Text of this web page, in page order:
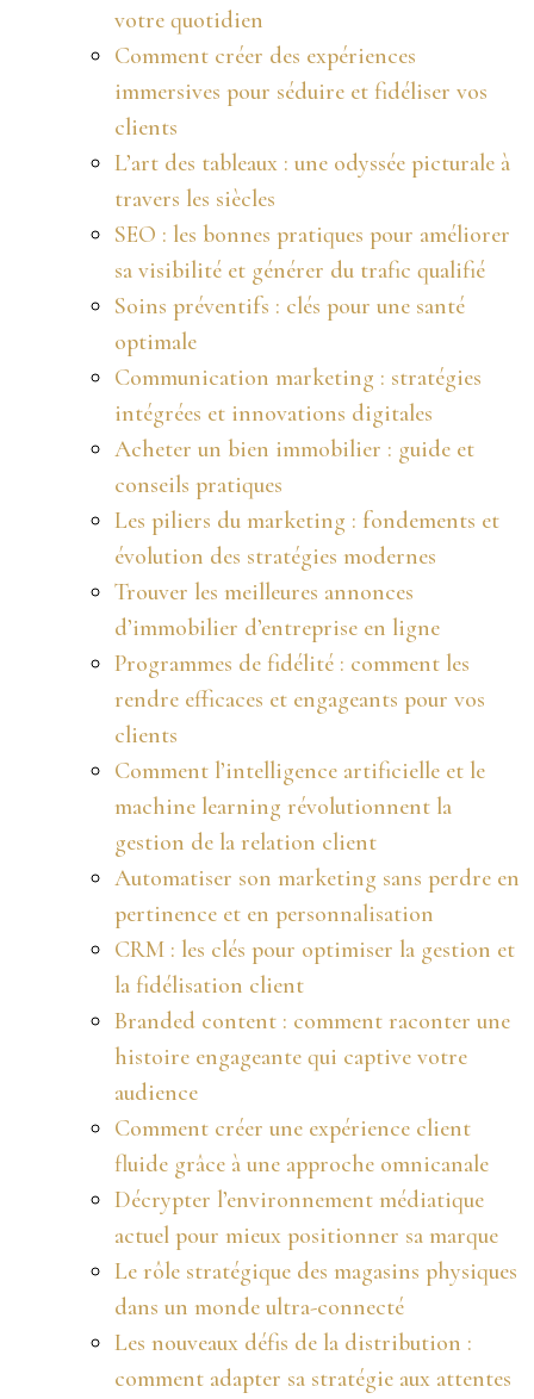
votre quotidien
Comment créer des expériences
immersives pour séduire et fidéliser vos
clients
L’art des tableaux : une odyssée picturale à
travers les siècles
SEO : les bonnes pratiques pour améliorer
sa visibilité et générer du trafic qualifié
Soins préventifs : clés pour une santé
optimale
Communication marketing : stratégies
intégrées et innovations digitales
Acheter un bien immobilier : guide et
conseils pratiques
Les piliers du marketing : fondements et
évolution des stratégies modernes
Trouver les meilleures annonces
d’immobilier d’entreprise en ligne
Programmes de fidélité : comment les
rendre efficaces et engageants pour vos
clients
Comment l’intelligence artificielle et le
machine learning révolutionnent la
gestion de la relation client
Automatiser son marketing sans perdre en
pertinence et en personnalisation
CRM : les clés pour optimiser la gestion et
la fidélisation client
Branded content : comment raconter une
histoire engageante qui captive votre
audience
Comment créer une expérience client
fluide grâce à une approche omnicanale
Décrypter l’environnement médiatique
actuel pour mieux positionner sa marque
Le rôle stratégique des magasins physiques
dans un monde ultra-connecté
Les nouveaux défis de la distribution :
comment adapter sa stratégie aux attentes